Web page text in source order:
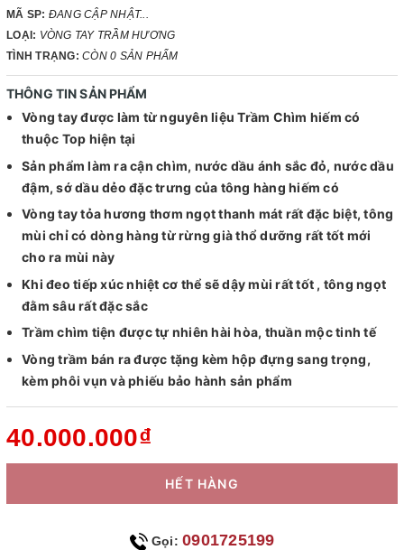
MÃ SP: ĐANG CẬP NHẬT...
LOẠI: VÒNG TAY TRẦM HƯƠNG
TÌNH TRẠNG: CÒN 0 SẢN PHẨM
THÔNG TIN SẢN PHẨM
Vòng tay được làm từ nguyên liệu Trầm Chìm hiếm có
thuộc Top hiện tại
Sản phẩm làm ra cận chìm, nước dầu ánh sắc đỏ, nước dầu
đậm, sớ dầu dẻo đặc trưng của tông hàng hiếm có
Vòng tay tỏa hương thơm ngọt thanh mát rất đặc biệt, tông
mùi chỉ có dòng hàng từ rừng già thổ dưỡng rất tốt mới
cho ra mùi này
Khi đeo tiếp xúc nhiệt cơ thể sẽ dậy mùi rất tốt , tông ngọt
đằm sâu rất đặc sắc
Trầm chìm tiện được tự nhiên hài hòa, thuần mộc tinh tế
Vòng trầm bán ra được tặng kèm hộp đựng sang trọng,
kèm phôi vụn và phiếu bảo hành sản phẩm
40.000.000₫
HẾT HÀNG
Gọi: 0901725199